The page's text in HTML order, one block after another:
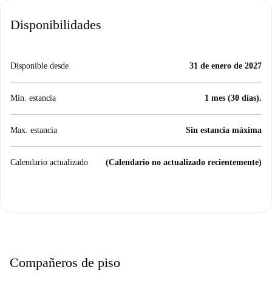
Disponibilidades
Disponible desde 31 de enero de 2027
Min. estancia 1 mes (30 días).
Max. estancia Sin estancia máxima
Calendario actualizado (Calendario no actualizado recientemente)
Compañeros de piso